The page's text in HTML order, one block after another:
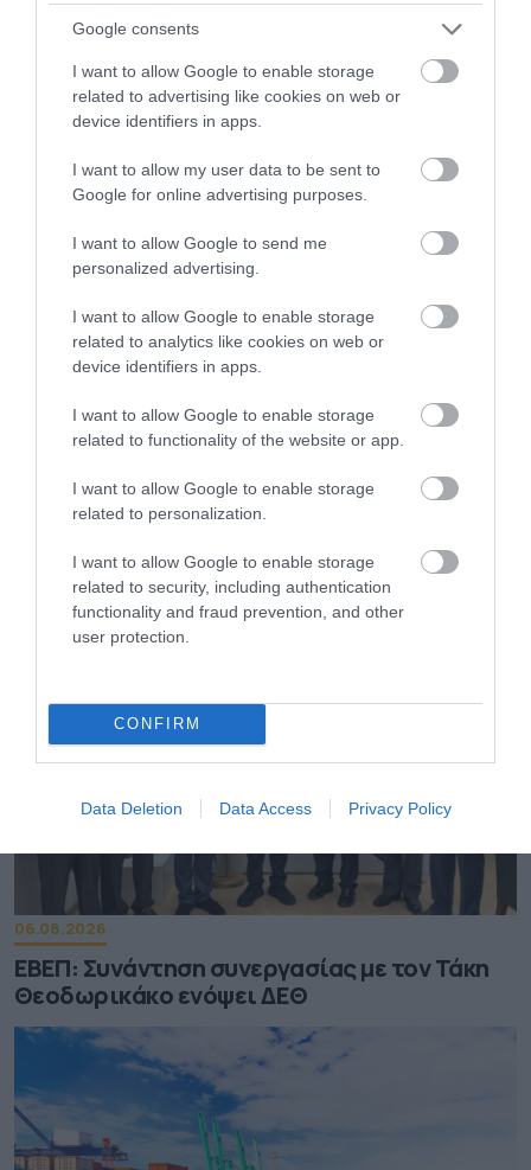
Google consents
I want to allow Google to enable storage
related to advertising like cookies on web or
device identifiers in apps.
I want to allow my user data to be sent to
Google for online advertising purposes.
I want to allow Google to send me
personalized advertising.
I want to allow Google to enable storage
related to analytics like cookies on web or
device identifiers in apps.
I want to allow Google to enable storage
related to functionality of the website or app.
I want to allow Google to enable storage
related to personalization.
I want to allow Google to enable storage
related to security, including authentication
functionality and fraud prevention, and other
user protection.
CONFIRM
Data Deletion Data Access Privacy Policy
οποιαδήποτε στιγμή της ημέρας στο
Αυτόματο Μηχάνημα Παραλαβής Δεμάτων,
καταχωρείτε στο μηχάνημα το PIN και η
παραλαμβάνοντας την παραγγελία σας. Το
δέμα σας θα σας περιμένει στην θυρίδα
μέχρι και 3 ημέρες από την παράδοσή του.
Ακολουθήστε τοfoodlife.gr στο Google
Newsκαι μάθετε πρώτοι όλες τις ειδήσεις
ΠΕΡΙΣΣΟΤΕΡA
06.08.2026
ΕΒΕΠ: Συνάντηση συνεργασίας με τον Τάκη
Θεοδωρικάκο ενόψει ΔΕΘ